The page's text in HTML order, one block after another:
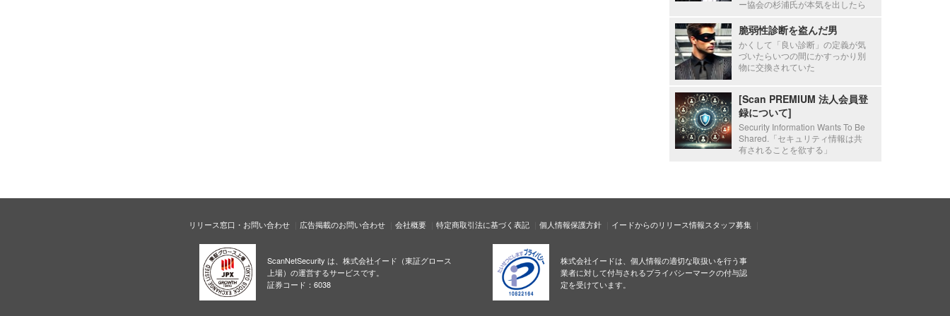
ー協会の杉浦氏が本気を出したら
脆弱性診断を盗んだ男
かくして「良い診断」の定義が気
づいたらいつの間にかすっかり別
物に交換されていた
[Scan PREMIUM 法人会員登
録について]
Security Information Wants To Be
Shared.「セキュリティ情報は共
有されることを欲する」
リリース窓口・お問い合わせ 広告掲載のお問い合わせ 会社概要 特定商取引法に基づく表記 個人情報保護方針 イードからのリリース情報スタッフ募集
ScanNetSecurity は、株式会社イード（東証グロース
上場）の運営するサービスです。
証券コード：6038
株式会社イードは、個人情報の適切な取扱いを行う事
業者に対して付与されるプライバシーマークの付与認
定を受けています。